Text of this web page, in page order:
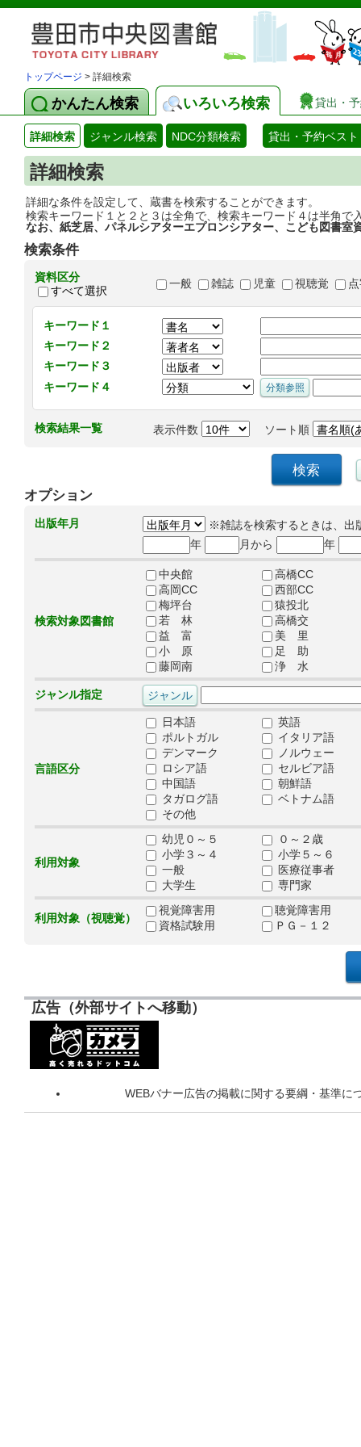
トップページ > 詳細検索
かんたん検索 いろいろ検索 貸出・
詳細検索 ジャンル検索 NDC分類検索 貸出・予約ベスト
詳細検索
詳細な条件を設定して、蔵書を検索することができます。
検索キーワード１と２と３は全角で、検索キーワード４は半角で
なお、紙芝居、パネルシアターエプロンシアター、こども図書室
検索条件
資料区分
すべて選択
一般 雑誌 児童 視聴覚
キーワード１
キーワード２
キーワード３
キーワード４
検索結果一覧 表示件数 ソート順
オプション
出版年月
※雑誌を検索するときは、出
年
月から 年
検索対象図書館
中央館
高橋CC
高岡CC
西部CC
梅坪台
猿投北
若 林
高橋交
益 富
美 里
小 原
足 助
藤岡南
浄 水
ジャンル指定
言語区分
日本語
英語
ポルトガル
イタリア語
デンマーク
ノルウェー
ロシア語
セルビア語
中国語
朝鮮語
タガログ語
ベトナム語
その他
利用対象
幼児０～５
０～２歳
小学３～４
小学５～６
一般
医療従事者
大学生
専門家
利用対象（視聴覚）
視覚障害用
聴覚障害用
資格試験用
ＰＧ－１２
広告（外部サイトへ移動）
WEBバナー広告の掲載に関する要綱・基準に